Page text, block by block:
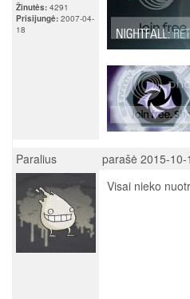
Žinutės: 4291
Prisijungė: 2007-04-
18
Paralius parašė 2015-
Visai nieko